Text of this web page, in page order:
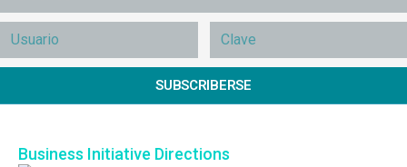
SUBSCRIBERSE
Business Initiative Directions